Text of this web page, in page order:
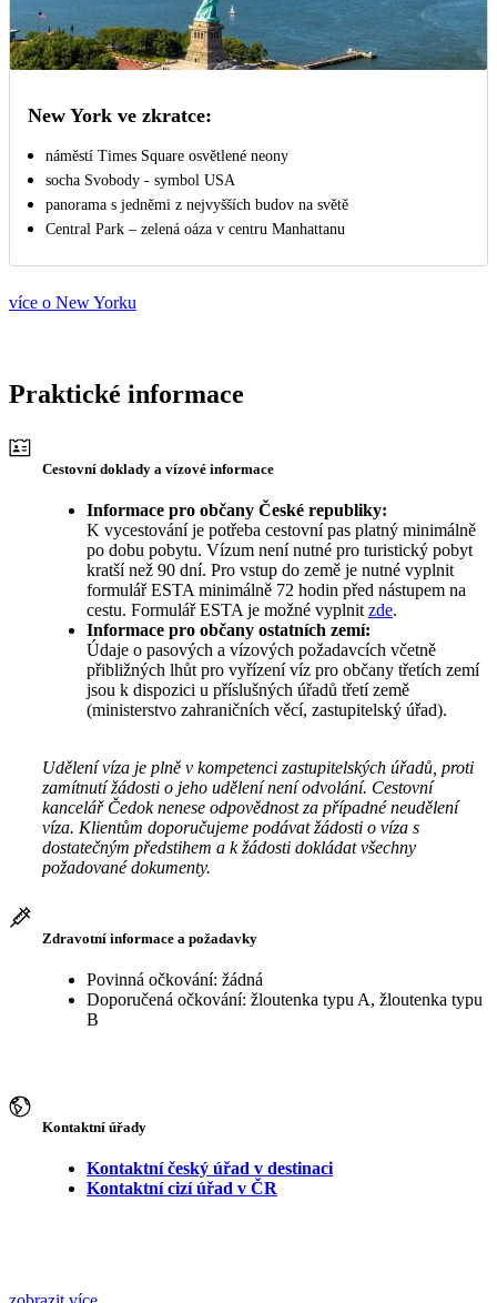
New York ve zkratce:
náměstí Times Square osvětlené neony
socha Svobody - symbol USA
panorama s jedněmi z nejvyšších budov na světě
Central Park – zelená oáza v centru Manhattanu
více o New Yorku
Praktické informace
Cestovní doklady a vízové informace
Informace pro občany České republiky:
K vycestování je potřeba cestovní pas platný minimálně
po dobu pobytu. Vízum není nutné pro turistický pobyt
kratší než 90 dní. Pro vstup do země je nutné vyplnit
formulář ESTA minimálně 72 hodin před nástupem na
cestu. Formulář ESTA je možné vyplnit zde.
Informace pro občany ostatních zemí:
Údaje o pasových a vízových požadavcích včetně
přibližných lhůt pro vyřízení víz pro občany třetích zemí
jsou k dispozici u příslušných úřadů třetí země
(ministerstvo zahraničních věcí, zastupitelský úřad).
Udělení víza je plně v kompetenci zastupitelských úřadů, proti
zamítnutí žádosti o jeho udělení není odvolání. Cestovní
kancelář Čedok nenese odpovědnost za případné neudělení
víza. Klientům doporučujeme podávat žádosti o víza s
dostatečným předstihem a k žádosti dokládat všechny
požadované dokumenty.
Zdravotní informace a požadavky
Povinná očkování: žádná
Doporučená očkování: žloutenka typu A, žloutenka typu
B
Kontaktní úřady
Kontaktní český úřad v destinaci
Kontaktní cizí úřad v ČR